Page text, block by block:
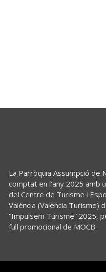
La Parròquia Assumpció de
comptat en l’any 2025 amb
del Centre de Turisme i
València (València Turisme)
“Impulsem Turisme” 2025,
full promocional de MOCB.